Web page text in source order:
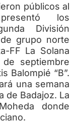
públicos al
los
División
grupo norte
FF La Solana
septiembre
Balompié “B”.
una semana
de Badajoz. La
donde